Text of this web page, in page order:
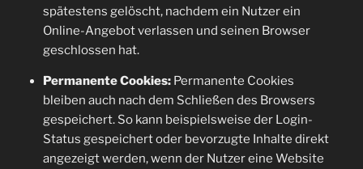
spätestens gelöscht, nachdem ein Nutzer ein
Online-Angebot verlassen und seinen Browser
geschlossen hat.
Permanente Cookies:Permanente Cookies
bleiben auch nach dem Schließen des Browsers
gespeichert. So kann beispielsweise der Login-
Status gespeichert oder bevorzugte Inhalte direkt
angezeigt werden, wenn der Nutzer eine Website